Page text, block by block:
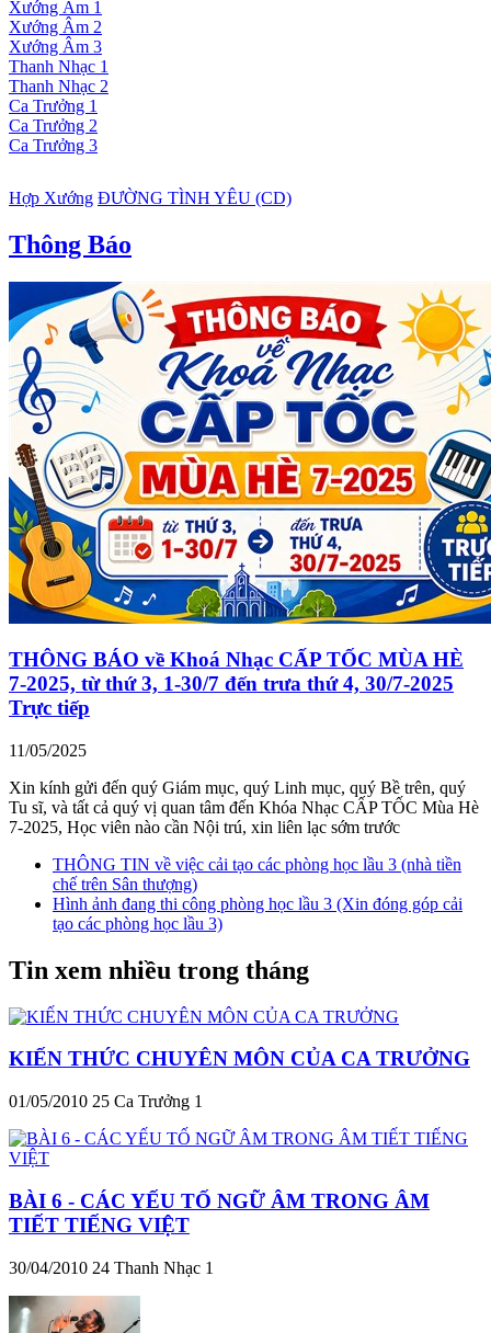
Xướng Âm 1
Xướng Âm 2
Xướng Âm 3
Thanh Nhạc 1
Thanh Nhạc 2
Ca Trưởng 1
Ca Trưởng 2
Ca Trưởng 3
Hợp Xướng ĐƯỜNG TÌNH YÊU (CD)
Thông Báo
THÔNG BÁO về Khoá Nhạc CẤP TỐC MÙA HÈ
7-2025, từ thứ 3, 1-30/7 đến trưa thứ 4, 30/7-2025
Trực tiếp
11/05/2025
Xin kính gửi đến quý Giám mục, quý Linh mục, quý Bề trên, quý
Tu sĩ, và tất cả quý vị quan tâm đến Khóa Nhạc CẤP TỐC Mùa Hè
7-2025, Học viên nào cần Nội trú, xin liên lạc sớm trước
THÔNG TIN về việc cải tạo các phòng học lầu 3 (nhà tiền
chế trên Sân thượng)
Hình ảnh đang thi công phòng học lầu 3 (Xin đóng góp cải
tạo các phòng học lầu 3)
Tin xem nhiều trong tháng
KIẾN THỨC CHUYÊN MÔN CỦA CA TRƯỞNG
01/05/2010 25 Ca Trưởng 1
BÀI 6 - CÁC YẾU TỐ NGỮ ÂM TRONG ÂM
TIẾT TIẾNG VIỆT
30/04/2010 24 Thanh Nhạc 1